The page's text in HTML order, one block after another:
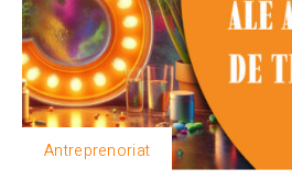
Antreprenoriat